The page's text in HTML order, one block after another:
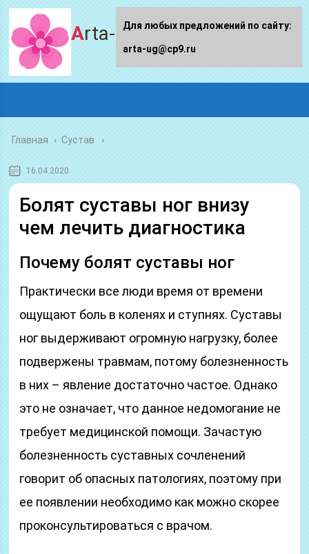
Arta-ug.ru
Главная › Сустав
16.04.2020
Болят суставы ног внизу
чем лечить диагностика
Почему болят суставы ног
Практически все люди время от времени
ощущают боль в коленях и ступнях. Суставы
ног выдерживают огромную нагрузку, более
подвержены травмам, потому болезненность
в них – явление достаточно частое. Однако
это не означает, что данное недомогание не
требует медицинской помощи. Зачастую
болезненность суставных сочленений
говорит об опасных патологиях, поэтому при
ее появлении необходимо как можно скорее
проконсультироваться с врачом.
Для любых предложений по сайту:
arta-ug@cp9.ru